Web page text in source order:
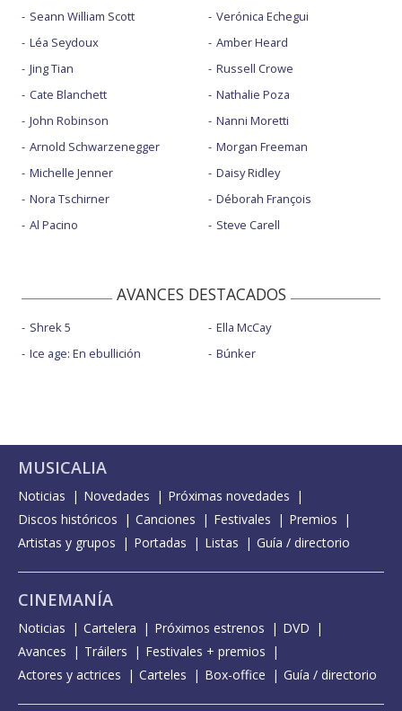
Seann William Scott
Léa Seydoux
Jing Tian
Cate Blanchett
John Robinson
Arnold Schwarzenegger
Michelle Jenner
Nora Tschirner
Al Pacino
Verónica Echegui
Amber Heard
Russell Crowe
Nathalie Poza
Nanni Moretti
Morgan Freeman
Daisy Ridley
Déborah François
Steve Carell
AVANCES DESTACADOS
Shrek 5
Ice age: En ebullición
Ella McCay
Búnker
MUSICALIA
Noticias Novedades
Próximas novedades
Discos históricos
Canciones Festivales
Premios
Artistas y grupos
Portadas Listas Guía / directorio
CINEMANÍA
Noticias Cartelera Próximos estrenos
DVD
Avances
Tráilers
Festivales + premios
Actores y actrices
Carteles Box-office Guía / directorio